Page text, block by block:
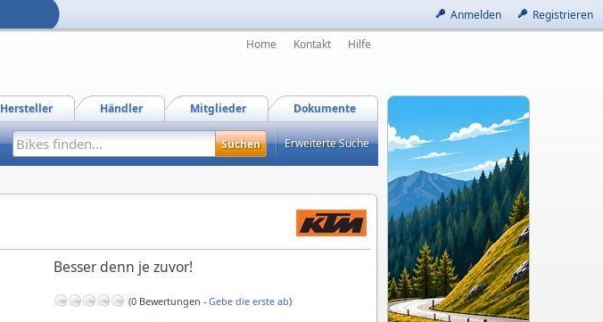
Anmelden Registrieren
Home Kontakt Hilfe
Dokumente
Mitglieder
Händler
Hersteller
Erweiterte Suche
Besser denn je zuvor!
(0 Bewertungen - Gebe die erste ab)